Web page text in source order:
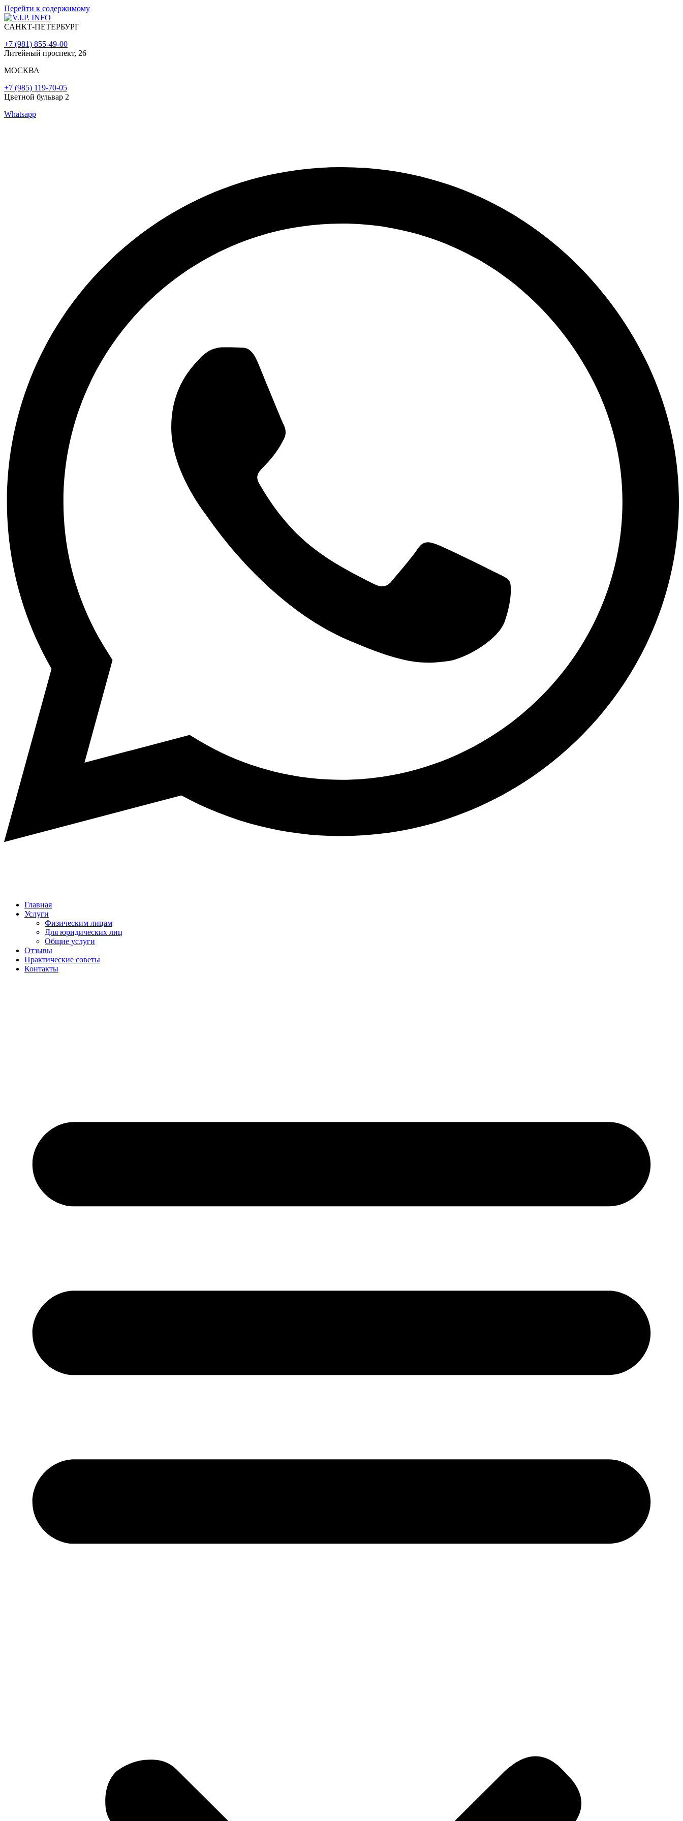
Перейти к содержимому
САНКТ-ПЕТЕРБУРГ
+7 (981) 855-49-00
Литейный проспект, 26
МОСКВА
+7 (985) 119-70-05
Цветной бульвар 2
Whatsapp
Главная
Услуги
Физическим лицам
Для юридических лиц
Общие услуги
Отзывы
Практические советы
Контакты